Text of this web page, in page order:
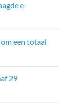
e-
een totaal
29